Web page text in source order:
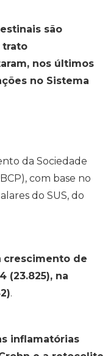
são
trato
nos últimos
no Sistema
da Sociedade
com base no
do SUS, do
crescimento de
(23.825), na
.
inflamatórias